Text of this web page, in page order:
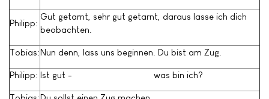
Philipp:
Gut getarnt, sehr gut getarnt, daraus lasse ich dich
beobachten.
Tobias:Nun denn, lass uns beginnen. Du bist am Zug.
Philipp: Ist gut - was bin ich?